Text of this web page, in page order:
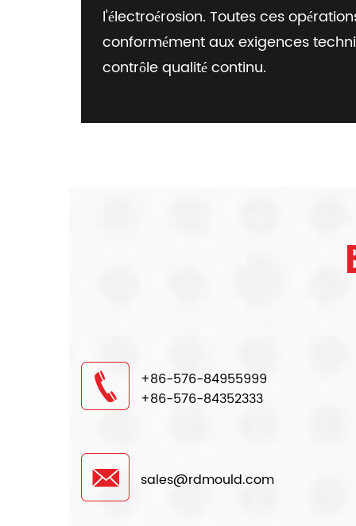
l'électroérosion. Toutes ces
conformément aux exigences
contrôle qualité continu.
+86-576-84955999
+86-576-84352333
sales@rdmould.com